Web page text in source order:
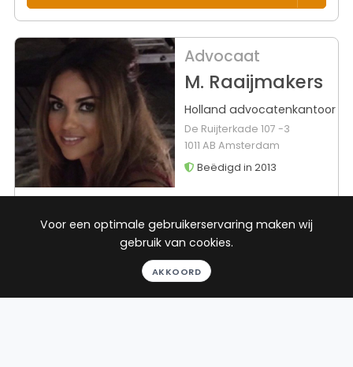
Advocaat
M. Raaijmakers
Holland advocatenkantoor
De Ruijterkade 107 -3
1011 AB Amsterdam
Beëdigd in 2013
Assen
Voor een optimale gebruikerservaring maken wij
gebruik van cookies.
AKKOORD